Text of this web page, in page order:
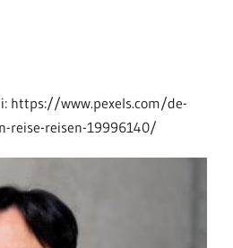
https://www.pexels.com/de-
reise-reisen-19996140/